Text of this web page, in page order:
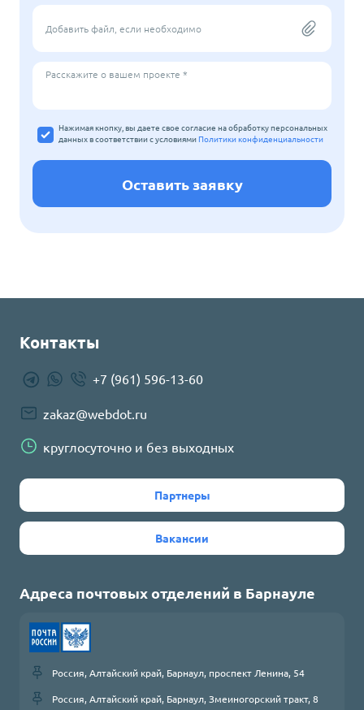
Добавить файл, если необходимо
Расскажите о вашем проекте *
Нажимая кнопку, вы даете свое согласие на обработку персональных
данныхв соответствии с условиямиПолитики конфиденциальности
Оставить заявку
Контакты
+7 (961) 596-13-60
zakaz@webdot.ru
круглосуточно и без выходных
Партнеры
Вакансии
Адреса почтовых отделений в Барнауле
Россия, Алтайский край, Барнаул, проспект Ленина, 54
Россия, Алтайский край, Барнаул, Змеиногорский тракт, 8